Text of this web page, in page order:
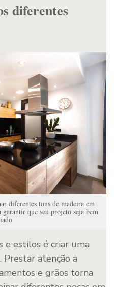
diferentes
diferentes tons de madeira em
que seu projeto seja bem
e estilos é criar uma
Prestar atenção a
e grãos torna